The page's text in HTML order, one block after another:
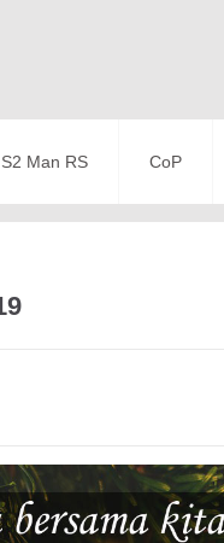
S2 Man RS CoP